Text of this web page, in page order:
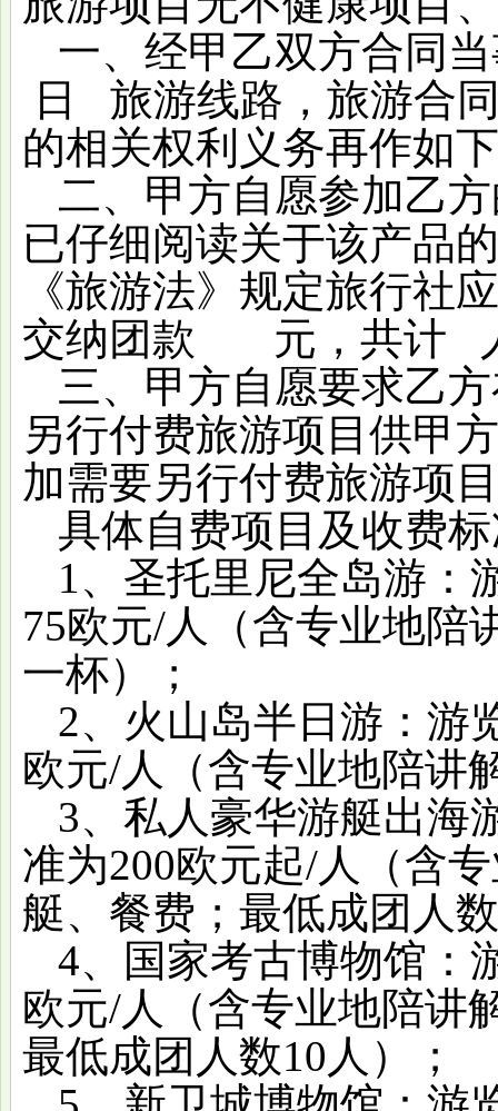
一、经甲乙双方合同
日
旅游线路，旅游合
的相关权利义务再作如
二、甲方自愿参加乙
已仔细阅读关于该产品
《旅游法》规定旅行社
交纳团款
元，共计
三、甲方自愿要求乙
另行付费旅游项目供甲
加需要另行付费旅游项
具体自费项目及收费
1、圣托里尼全岛游：
75欧元/人（含专业地陪
一杯）；
2、火山岛半日游：游
欧元/人（含专业地陪讲
3、私人豪华游艇出海
准为200欧元起/人（含
艇、餐费；最低成团人
4、国家考古博物馆：
欧元/人（含专业地陪讲
最低成团人数10人）；